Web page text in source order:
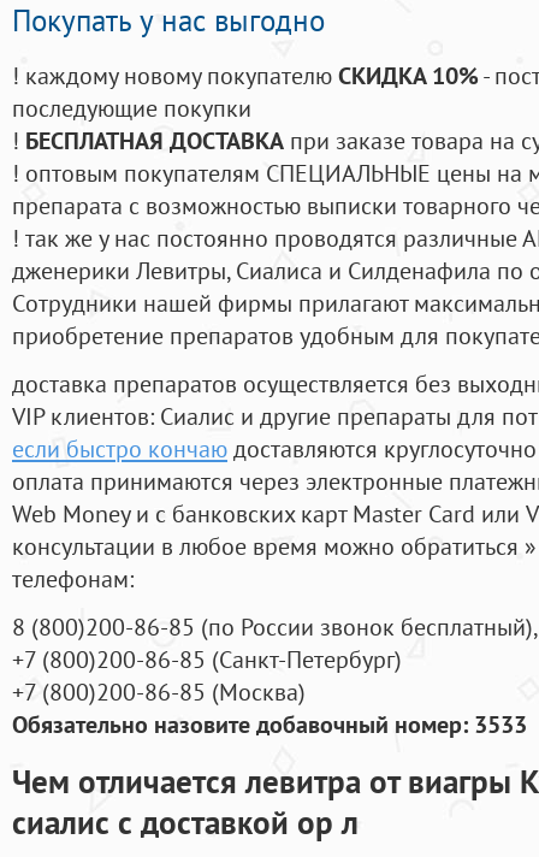
Покупать у нас выгодно
! каждому новому покупателюСКИДКА 10%-
последующие покупки
! БЕСПЛАТНАЯ ДОСТАВКА при заказе товара на
! оптовым покупателям СПЕЦИАЛЬНЫЕ цены на
препарата с возможностью выписки товарного
! так же у нас постоянно проводятся
дженерики Левитры, Сиалиса и Силденафила по
Cотрудники нашей фирмы прилагают
приобретение препаратов удобным для
доставка препаратов осуществляется без
VIP клиентов: Сиалис и другие препараты для
если быстро кончаюдоставляются круглосуточно
оплата принимаются через электронные
Web Money и с банковских карт Master Card или
консультации в любое время можно обратиться
телефонам:
8 (800)200-86-85 (по России звонок бесплатный),
+7 (800)200-86-85 (Санкт-Петербург)
+7 (800)200-86-85 (Москва)
Обязательно назовите добавочный номер: 3533
Чем отличается левитра от виагры
сиалис с доставкой ор л